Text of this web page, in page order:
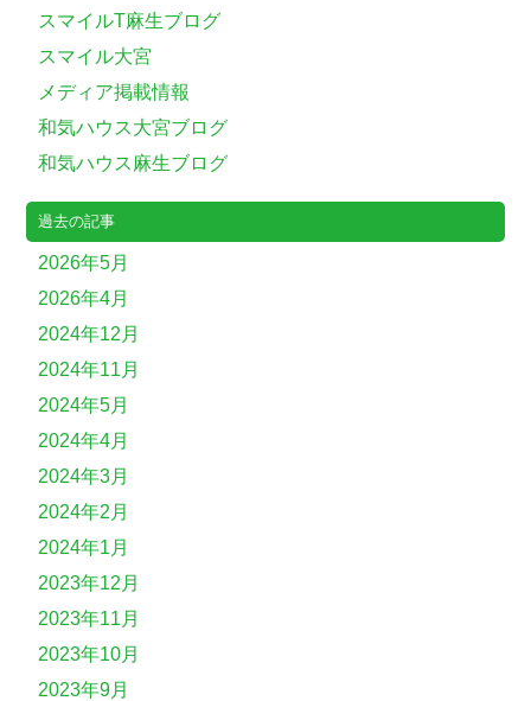
スマイルT麻生ブログ
スマイル大宮
メディア掲載情報
和気ハウス大宮ブログ
和気ハウス麻生ブログ
過去の記事
2026年5月
2026年4月
2024年12月
2024年11月
2024年5月
2024年4月
2024年3月
2024年2月
2024年1月
2023年12月
2023年11月
2023年10月
2023年9月